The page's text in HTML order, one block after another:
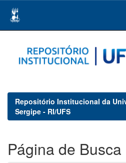
navigation
Repositório Institucional da
Sergipe - RI/UFS
Página de Busca